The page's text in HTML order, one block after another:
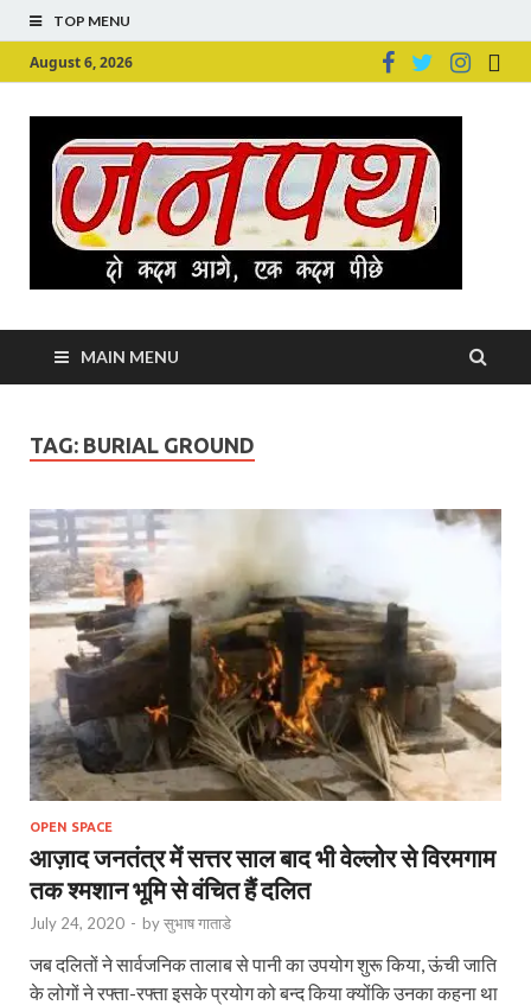
TOP MENU
August 6, 2026
MAIN MENU
TAG: BURIAL GROUND
OPEN SPACE
आज़ाद जनतंत्र में सत्तर साल बाद भी वेल्लोर से विरमगाम
तक श्मशान भूमि से वंचित हैं दलित
July 24, 2020 - byसुभाष गाताडे
जब दलितों ने सार्वजनिक तालाब से पानी का उपयोग शुरू किया, ऊंची जाति
के लोगों ने रफ्ता-रफ्ता इसके प्रयोग को बन्द किया क्योंकि उनका कहना था